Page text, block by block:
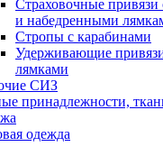
Страховочные
и набедренными
Стропы с карабинами
Удерживающие
лямками
СИЗ
принадлежности,
одежда